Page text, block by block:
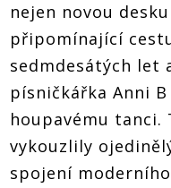
nejen novou
připomínající
sedmdesátých let
písničkářka Anni
houpavému tanci.
vykouzlily
spojení